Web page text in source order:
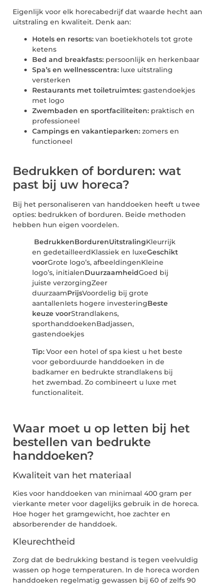
Eigenlijk voor elk horecabedrijf dat waarde hecht aan
uitstraling en kwaliteit. Denk aan:
Hotels en resorts: van boetiekhotels tot grote
ketens
Bed and breakfasts: persoonlijk en herkenbaar
Spa’s en wellnesscentra: luxe uitstraling
versterken
Restaurants met toiletruimtes: gastendoekjes
met logo
Zwembaden en sportfaciliteiten: praktisch en
professioneel
Campings en vakantieparken: zomers en
functioneel
Bedrukken of borduren: wat
past bij uw horeca?
Bij het personaliseren van handdoeken heeft u twee
opties: bedrukken of borduren. Beide methoden
hebben hun eigen voordelen.
BedrukkenBordurenUitstralingKleurrijk
en gedetailleerdKlassiek en luxeGeschikt
voorGrote logo’s, afbeeldingenKleine
logo’s, initialenDuurzaamheidGoed bij
juiste verzorgingZeer
duurzaamPrijsVoordelig bij grote
aantallenIets hogere investeringBeste
keuze voorStrandlakens,
sporthanddoekenBadjassen,
gastendoekjes
Tip: Voor een hotel of spa kiest u het beste
voor geborduurde handdoeken in de
badkamer en bedrukte strandlakens bij
het zwembad. Zo combineert u luxe met
functionaliteit.
Waar moet u op letten bij het
bestellen van bedrukte
handdoeken?
Kwaliteit van het materiaal
Kies voor handdoeken van minimaal 400 gram per
vierkante meter voor dagelijks gebruik in de horeca.
Hoe hoger het gramgewicht, hoe zachter en
absorberender de handdoek.
Kleurechtheid
Zorg dat de bedrukking bestand is tegen veelvuldig
wassen op hoge temperaturen. In de horeca worden
handdoeken regelmatig gewassen bij 60 of zelfs 90